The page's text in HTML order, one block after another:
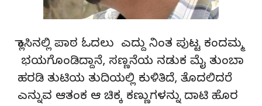
ಕ್ಲಾಸಿನಲ್ಲಿ ಪಾಠ ಓದಲು ಎದ್ದು ನಿಂತ ಪುಟ್ಟ ಕಂದಮ್ಮ
ಭಯಗೊಂಡಿದ್ದಾನೆ, ಸಣ್ಣನೆಯ ನಡುಕ ಮೈ ತುಂಬಾ
ಹರಡಿ ತುಟಿಯ ತುದಿಯಲ್ಲಿ ಕುಳಿತಿದೆ, ತೊದಲಿದರೆ
ಎನ್ನುವ ಆತಂಕ ಆ ಚಿಕ್ಕ ಕಣ್ಣುಗಳನ್ನು ದಾಟಿ ಹೊರ